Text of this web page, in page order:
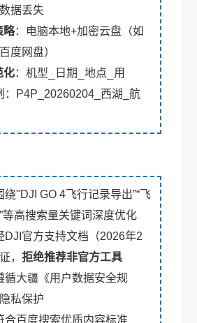
据丢失
略：电脑本地+加密云盘（如
度网盘）
化： 机型_日期_地点_用
：P4P_20260204_西湖_航
绕"DJI GO 4飞行记录导出”“飞
等高搜索量关键词深度优化
DJI官方支持文档（2026年2
， 拒绝推荐非官方工具
循大疆《用户数据安全规
私保护
合百度搜索优质内容标准